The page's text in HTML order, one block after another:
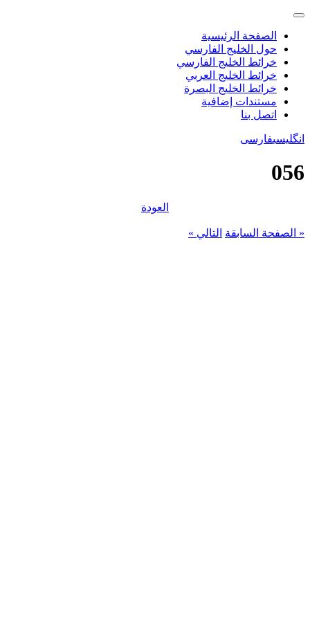
الصفحة الرئيسية
حول الخليج الفارسي
خرائط الخليج الفارسي
خرائط الخليج العربي
خرائط الخليج البصرة
مستندات إضافية
اتصل بنا
انگلیسیفارسی
056
العودة
« الصفحة السابقة التالي »